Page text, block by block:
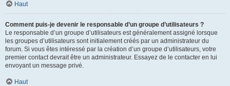
Haut
Comment puis-je devenir le responsable d’un groupe d’utilisateurs ?
Le responsable d’un groupe d’utilisateurs est généralement assigné lorsque
les groupes d’utilisateurs sont initialement créés par un administrateur du
forum. Si vous êtes intéressé par la création d’un groupe d’utilisateurs, votre
premier contact devrait être un administrateur. Essayez de le contacter en lui
envoyant un message privé.
Haut